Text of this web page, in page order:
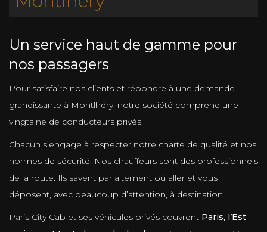
Un service haut de gamme pour
nos passagers
Pour satisfaire nos clients et répondre à une demande
grandissante à Montlhéry, notre société comprend une
vingtaine de conducteurs privés.
Chacun s’engage à respecter notre charte de qualité et nos
normes de sécurité. Nos chauffeurs sont des professionnels
de la route. Ils savent parfaitement où aller et vous
déposent, avec beaucoup d’attention, à destination.
Paris City Cab et ses véhicules privés couvrent Paris, l’Est